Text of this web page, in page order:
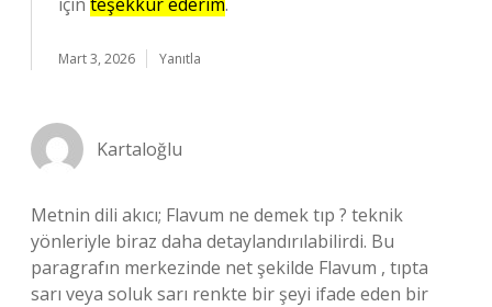
Mart 3, 2026 Yanıtla
Kartaloğlu
Metnin dili akıcı; Flavum ne demek tıp ? teknik
yönleriyle biraz daha detaylandırılabilirdi. Bu
paragrafın merkezinde net şekilde Flavum , tıpta
sarı veya soluk sarı renkte bir şeyi ifade eden bir